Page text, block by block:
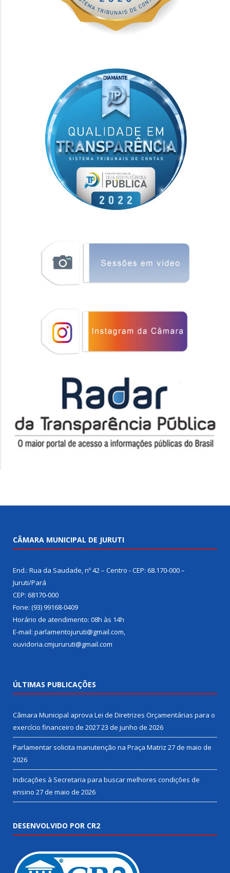
CÂMARA MUNICIPAL DE JURUTI
End.: Rua da Saudade, nº 42 – Centro - CEP: 68.170-000 –
Juruti/Pará
CEP: 68170-000
Fone: (93) 99168-0409
Horário de atendimento: 08h às 14h
E-mail: parlamentojuruti@gmail.com,
ouvidoria.cmjururuti@gmail.com
ÚLTIMAS PUBLICAÇÕES
Câmara Municipal aprova Lei de Diretrizes Orçamentárias para o
exercício financeiro de 202723 de junho de 2026
Parlamentar solicita manutenção na Praça Matriz 27 de maio de
2026
Indicações à Secretaria para buscar melhores condições de
ensino 27 de maio de 2026
DESENVOLVIDO POR CR2